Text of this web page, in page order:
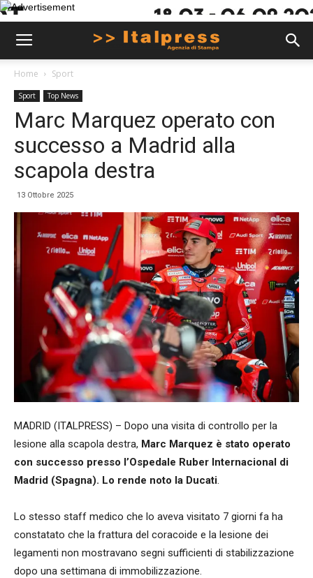
Home Sport
Sport Top News
Marc Marquez operato con
successo a Madrid alla
scapola destra
13 Ottobre 2025
MADRID (ITALPRESS) – Dopo una visita di controllo per la
lesione alla scapola destra, Marc Marquez è stato operato
con successo presso l’Ospedale Ruber Internacional di
Madrid (Spagna). Lo rende noto la Ducati.
Lo stesso staff medico che lo aveva visitato 7 giorni fa ha
constatato che la frattura del coracoide e la lesione dei
legamenti non mostravano segni sufficienti di stabilizzazione
dopo una settimana di immobilizzazione.